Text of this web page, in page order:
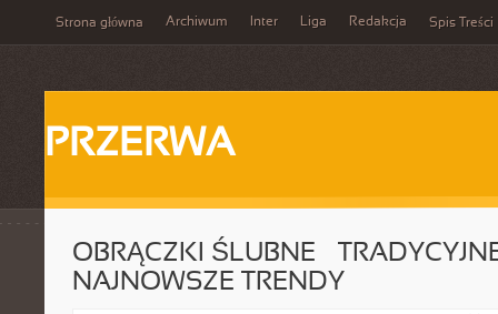
Strona główna Archiwum Inter Liga Redakcja Spis Treści
PRZERWA
OBRĄCZKI ŚLUBNE –
NAJNOWSZE TRENDY